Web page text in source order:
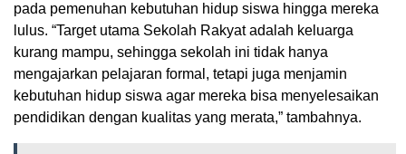
pada pemenuhan kebutuhan hidup siswa hingga mereka
lulus. “Target utama Sekolah Rakyat adalah keluarga
kurang mampu, sehingga sekolah ini tidak hanya
mengajarkan pelajaran formal, tetapi juga menjamin
kebutuhan hidup siswa agar mereka bisa menyelesaikan
pendidikan dengan kualitas yang merata,” tambahnya.